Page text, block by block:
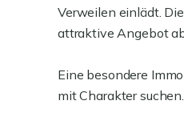
Verweilen einlädt.
attraktive Angebot
Eine besondere
mit Charakter suchen.